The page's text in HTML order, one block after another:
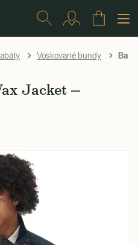
Voskované bundy
Jacket —